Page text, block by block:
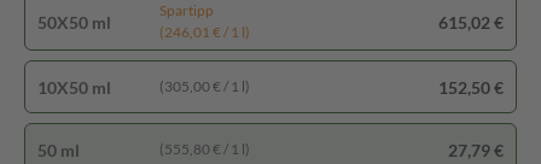
50X50 ml
Spartipp
(246,01 € / 1 l)
615,02 €
10X50 ml (305,00 € / 1 l) 152,50 €
50 ml (555,80 € / 1 l) 27,79 €